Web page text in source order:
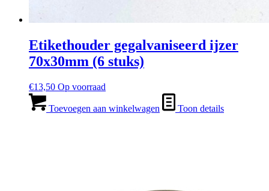
Etikethouder gegalvaniseerd ijzer
70x30mm (6 stuks)
€13,50 Op voorraad
Toevoegen aan winkelwagen Toon details